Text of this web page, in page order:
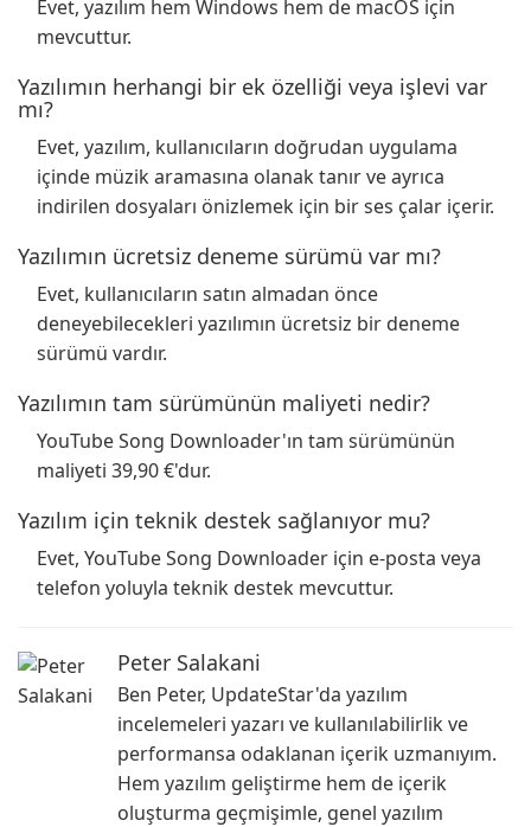
Evet, yazılım hem Windows hem de macOS için
mevcuttur.
Yazılımın herhangi bir ek özelliği veya işlevi var
mı?
Evet, yazılım, kullanıcıların doğrudan uygulama
içinde müzik aramasına olanak tanır ve ayrıca
indirilen dosyaları önizlemek için bir ses çalar içerir.
Yazılımın ücretsiz deneme sürümü var mı?
Evet, kullanıcıların satın almadan önce
deneyebilecekleri yazılımın ücretsiz bir deneme
sürümü vardır.
Yazılımın tam sürümünün maliyeti nedir?
YouTube Song Downloader'ın tam sürümünün
maliyeti 39,90 €'dur.
Yazılım için teknik destek sağlanıyor mu?
Evet, YouTube Song Downloader için e-posta veya
telefon yoluyla teknik destek mevcuttur.
Peter Salakani
Ben Peter, UpdateStar'da yazılım
incelemeleri yazarı ve kullanılabilirlik ve
performansa odaklanan içerik uzmanıyım.
Hem yazılım geliştirme hem de içerik
oluşturma geçmişimle, genel yazılım